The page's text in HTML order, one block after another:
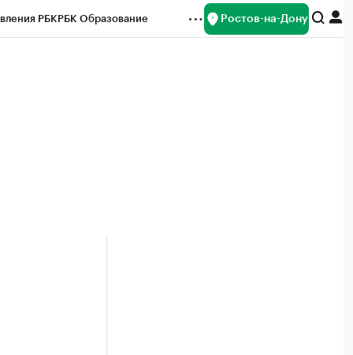
РБКРБК Образование Ростов-на-Дону